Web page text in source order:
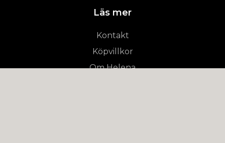
Läs mer
Kontakt
Köpvillkor
Om Helena